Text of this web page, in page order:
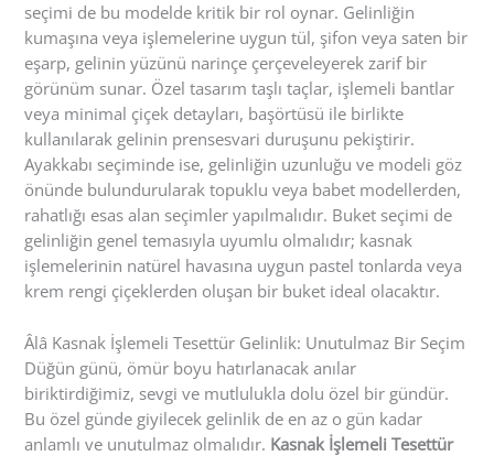
seçimi de bu modelde kritik bir rol oynar. Gelinliğin
kumaşına veya işlemelerine uygun tül, şifon veya saten bir
eşarp, gelinin yüzünü narinçe çerçeveleyerek zarif bir
görünüm sunar. Özel tasarım taşlı taçlar, işlemeli bantlar
veya minimal çiçek detayları, başörtüsü ile birlikte
kullanılarak gelinin prensesvari duruşunu pekiştirir.
Ayakkabı seçiminde ise, gelinliğin uzunluğu ve modeli göz
önünde bulundurularak topuklu veya babet modellerden,
rahatlığı esas alan seçimler yapılmalıdır. Buket seçimi de
gelinliğin genel temasıyla uyumlu olmalıdır; kasnak
işlemelerinin natürel havasına uygun pastel tonlarda veya
krem rengi çiçeklerden oluşan bir buket ideal olacaktır.
Âlâ Kasnak İşlemeli Tesettür Gelinlik: Unutulmaz Bir Seçim
Düğün günü, ömür boyu hatırlanacak anılar
biriktirdiğimiz, sevgi ve mutlulukla dolu özel bir gündür.
Bu özel günde giyilecek gelinlik de en az o gün kadar
anlamlı ve unutulmaz olmalıdır. Kasnak İşlemeli Tesettür